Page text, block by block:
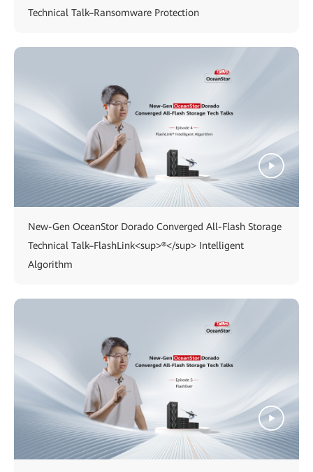
Technical Talk–Ransomware Protection
New-Gen OceanStor Dorado Converged All-Flash Storage
Technical Talk–FlashLink<sup>®</sup> Intelligent
Algorithm